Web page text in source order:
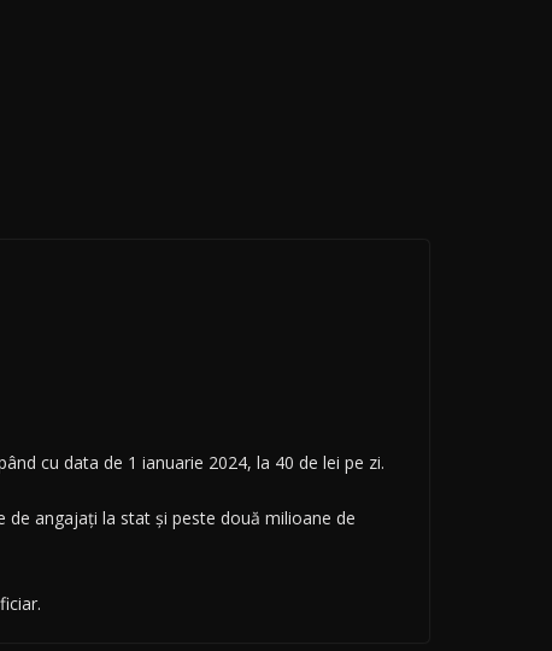
cu data de 1 ianuarie 2024, la 40 de lei pe zi.
angajați la stat și peste două milioane de